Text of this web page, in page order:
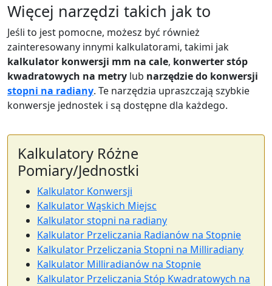
Więcej narzędzi takich jak to
Jeśli to jest pomocne, możesz być również
zainteresowany innymi kalkulatorami, takimi jak
kalkulator konwersji mm na cale, konwerter stóp
kwadratowych na metry lub narzędzie do konwersji
stopni na radiany. Te narzędzia upraszczają szybkie
konwersje jednostek i są dostępne dla każdego.
Kalkulatory Różne
Pomiary/Jednostki
Kalkulator Konwersji
Kalkulator Wąskich Miejsc
Kalkulator stopni na radiany
Kalkulator Przeliczania Radianów na Stopnie
Kalkulator Przeliczania Stopni na Milliradiany
Kalkulator Milliradianów na Stopnie
Kalkulator Przeliczania Stóp Kwadratowych na